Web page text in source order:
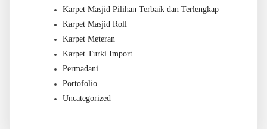
Karpet Masjid Pilihan Terbaik dan Terlengkap
Karpet Masjid Roll
Karpet Meteran
Karpet Turki Import
Permadani
Portofolio
Uncategorized